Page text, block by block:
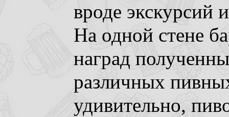
вроде экскурсий
На одной стене
наград
различных
удивительно,